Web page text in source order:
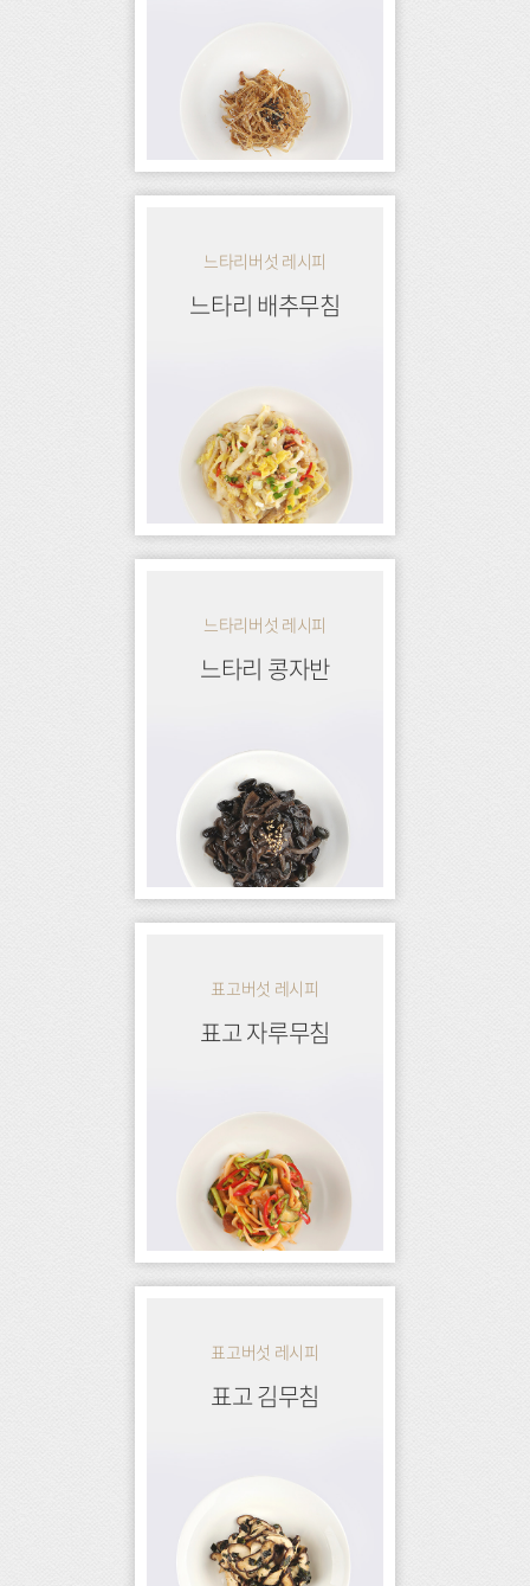
느타리버섯 레시피
느타리 배추무침
느타리버섯 레시피
느타리 콩자반
표고버섯 레시피
표고 자루무침
표고버섯 레시피
표고 김무침